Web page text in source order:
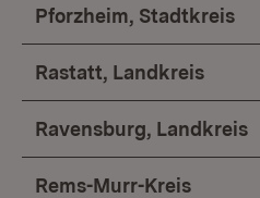
Pforzheim, Stadtkreis
Rastatt, Landkreis
Ravensburg, Landkreis
Rems-Murr-Kreis